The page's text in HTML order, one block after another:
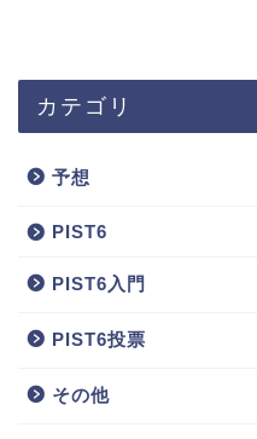
カテゴリ
予想
PIST6
PIST6入門
PIST6投票
その他